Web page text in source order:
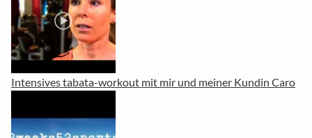
Intensives tabata-workout mit mir und meiner Kundin Caro